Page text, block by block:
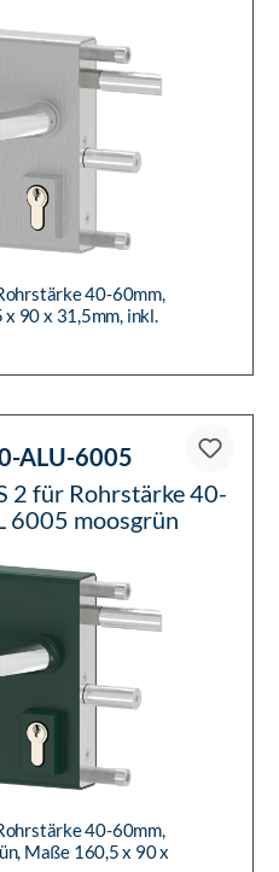
40-60mm,
90 x 31,5mm, inkl.
ALU-6005
2 für Rohrstärke 40-
6005 moosgrün
40-60mm,
Maße 160,5 x 90 x